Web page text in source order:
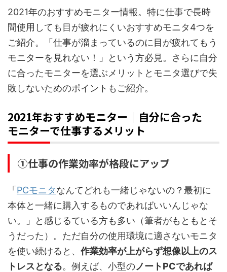
2021年のおすすめモニター情報。特に仕事で長時
間使用しても目が疲れにくいおすすめモニタ4つを
ご紹介。「仕事が溜まっているのに目が疲れてもう
モニターを見れない！」という方必見。さらに自分
に合ったモニターを選ぶメリットとモニタ選びで失
敗しないためのポイントもご紹介。
2021年おすすめモニター｜自分に合った
モニターで仕事するメリット
①仕事の作業効率が格段にアップ
「 PCモニタなんてどれも一緒じゃないの？最初に
本体と一緒に購入するものであればいいんじゃな
い。」と感じるている方も多い（筆者がもともとそ
うだった）。ただ自分の使用環境に適さないモニタ
を使い続けると、 作業効率が上がらず想像以上のス
トレスとなる。例えば、小型のノートPCであれば